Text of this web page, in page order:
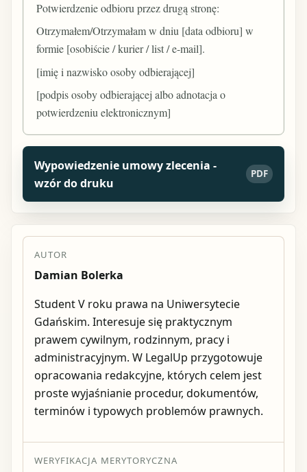
Potwierdzenie odbioru przez drugą stronę:
Otrzymałem/Otrzymałam w dniu [data odbioru] w
formie [osobiście / kurier / list / e-mail].
[imię i nazwisko osoby odbierającej]
[podpis osoby odbierającej albo adnotacja o
potwierdzeniu elektronicznym]
Wypowiedzenie umowy zlecenia -
wzór do druku
PDF
AUTOR
Damian Bolerka
Student V roku prawa na Uniwersytecie
Gdańskim. Interesuje się praktycznym
prawem cywilnym, rodzinnym, pracy i
administracyjnym. W LegalUp przygotowuje
opracowania redakcyjne, których celem jest
proste wyjaśnianie procedur, dokumentów,
terminów i typowych problemów prawnych.
WERYFIKACJA MERYTORYCZNA